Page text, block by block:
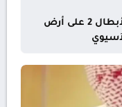
مواعيد ربع ونصف نهائي دوري الأبطال 2 على أرض